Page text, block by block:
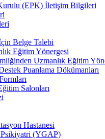
(EPK) İletişim Bilgileri
Belge Talebi
Eğitim Yönergesi
Uzmanlık Eğitim
Puanlama Dökümanları
Salonları
Hastanesi
(YGAP)